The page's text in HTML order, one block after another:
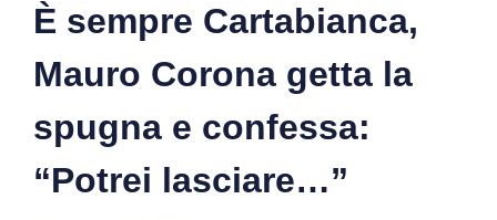
È sempre Cartabianca,
Mauro Corona getta la
spugna e confessa:
“Potrei lasciare…”